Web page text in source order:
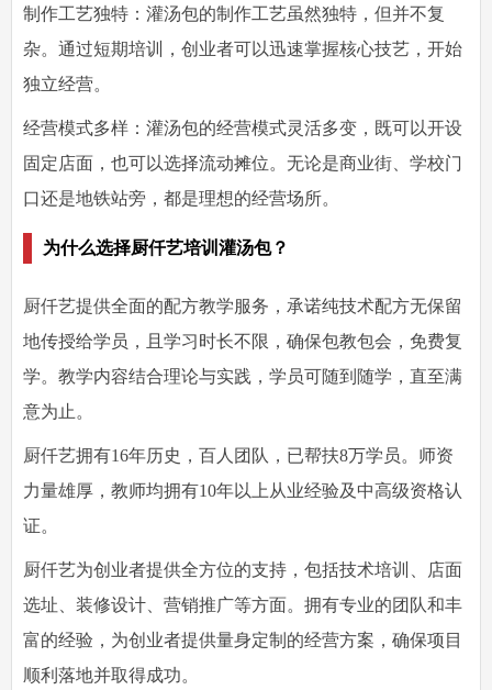
制作工艺独特 ：灌汤包的制作工艺虽然独特，但并不复
杂。通过短期培训，创业者可以迅速掌握核心技艺，开始
独立经营。
经营模式多样 ：灌汤包的经营模式灵活多变，既可以开设
固定店面，也可以选择流动摊位。无论是商业街、学校门
口还是地铁站旁，都是理想的经营场所。
为什么选择厨仟艺培训灌汤包？
厨仟艺提供全面的配方教学服务，承诺纯技术配方无保留
地传授给学员，且学习时长不限，确保包教包会，免费复
学。教学内容结合理论与实践，学员可随到随学，直至满
意为止。
厨仟艺拥有16年历史，百人团队，已帮扶8万学员。师资
力量雄厚，教师均拥有10年以上从业经验及中高级资格认
证。
厨仟艺为创业者提供全方位的支持，包括技术培训、店面
选址、装修设计、营销推广等方面。拥有专业的团队和丰
富的经验，为创业者提供量身定制的经营方案，确保项目
顺利落地并取得成功。